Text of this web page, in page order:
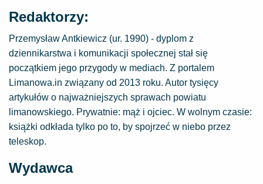
Redaktorzy:
Przemysław Antkiewicz (ur. 1990) - dyplom z
dziennikarstwa i komunikacji społecznej stał się
początkiem jego przygody w mediach. Z portalem
Limanowa.in związany od 2013 roku. Autor tysięcy
artykułów o najważniejszych sprawach powiatu
limanowskiego. Prywatnie: mąż i ojciec. W wolnym czasie:
książki odkłada tylko po to, by spojrzeć w niebo przez
teleskop.
Wydawca